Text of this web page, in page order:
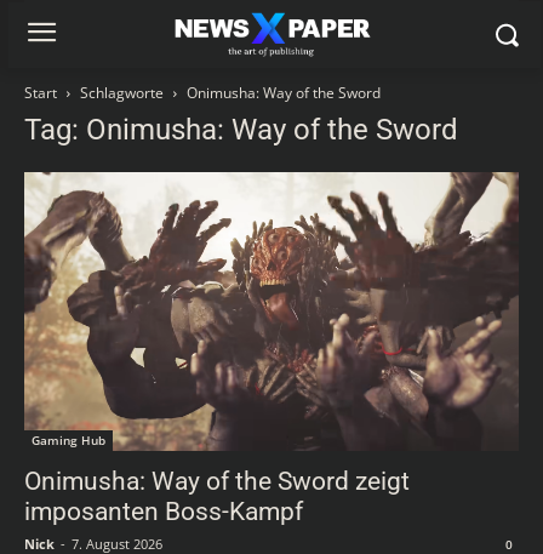
Start Schlagworte Onimusha: Way of the Sword
Tag: Onimusha: Way of the Sword
Gaming Hub
Onimusha: Way of the Sword zeigt
imposanten Boss-Kampf
Nick - 7. August 2026 0